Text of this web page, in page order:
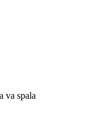
va spala